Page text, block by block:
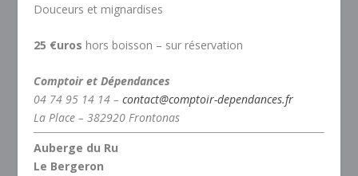
Douceurs et mignardises
25 €uros hors boisson – sur réservation
Comptoir et Dépendances
04 74 95 14 14 –contact@comptoir-dependances.fr
La Place – 382920 Frontonas
Auberge du Ru
Le Bergeron